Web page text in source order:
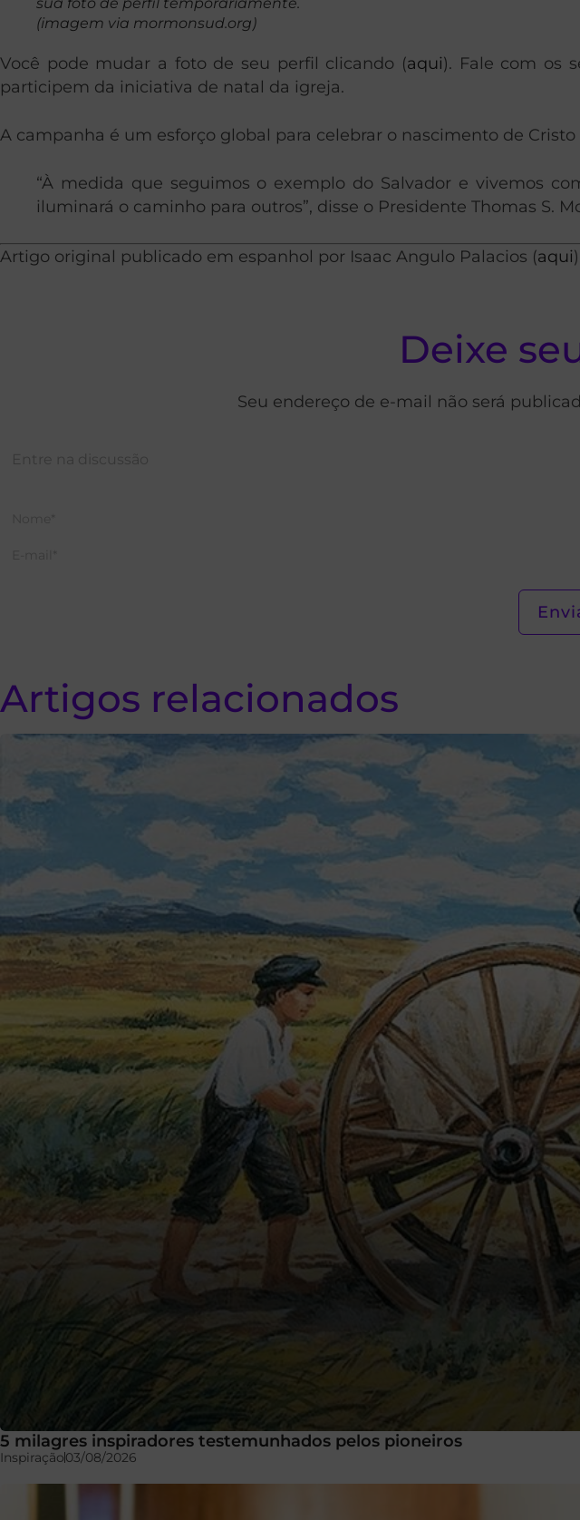
(imagem via mormonsud.org)
Você pode mudar a foto de seu perfil clicando (aqui). Fale com os
participem da iniciativa de natal da igreja.
A campanha é um esforço global para celebrar o nascimento de
“À medida que seguimos o exemplo do Salvador e vivemos
iluminará o caminho para outros”, disse o Presidente Thomas S.
Artigo original publicado em espanhol por Isaac Angulo Palacios (aqui
Deixe
Seu endereço de e-mail não será
Artigos relacionados
5 milagres inspiradores testemunhados pelos pioneiros
Inspiração03/08/2026